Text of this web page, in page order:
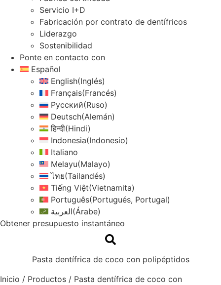
Servicio I+D
Fabricación por contrato de dentífricos
Liderazgo
Sostenibilidad
Ponte en contacto con
Español
English(Inglés)
Français(Francés)
Русский(Ruso)
Deutsch(Alemán)
हिन्दी(Hindi)
Indonesia(Indonesio)
Italiano
Melayu(Malayo)
ไทย(Tailandés)
Tiếng Việt(Vietnamita)
Português(Portugués, Portugal)
العربية(Árabe)
Obtener presupuesto instantáneo
Pasta dentífrica de coco con polipéptidos
Inicio / Productos / Pasta dentífrica de coco con